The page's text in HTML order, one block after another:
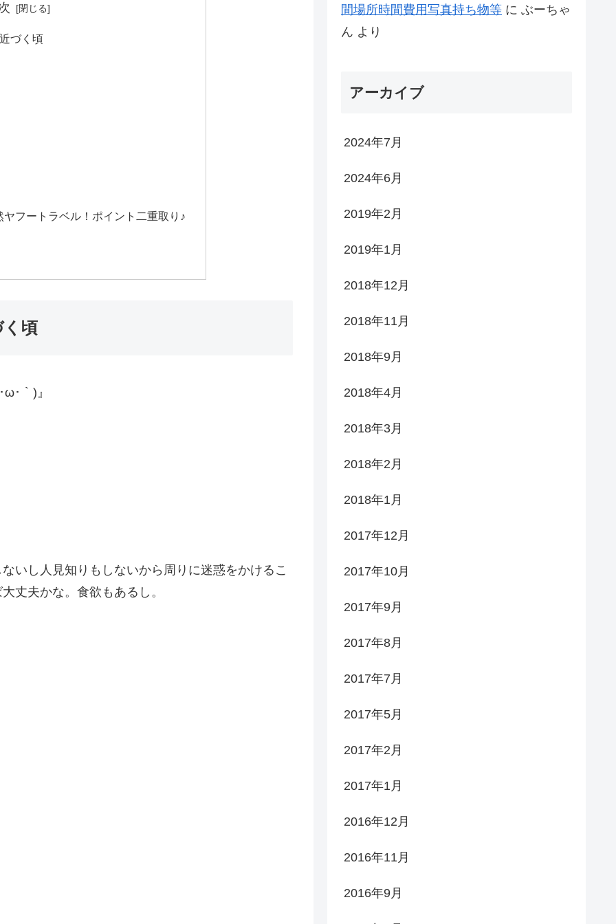
づく頃
フートラベル！ポイント二重取り♪
く頃
･｀)』
いし人見知りもしないから周りに迷惑をかけるこ
丈夫かな。食欲もあるし。
間場所時間費用写真持ち物等 に ぶーちゃ
ん より
アーカイブ
2024年7月
2024年6月
2019年2月
2019年1月
2018年12月
2018年11月
2018年9月
2018年4月
2018年3月
2018年2月
2018年1月
2017年12月
2017年10月
2017年9月
2017年8月
2017年7月
2017年5月
2017年2月
2017年1月
2016年12月
2016年11月
2016年9月